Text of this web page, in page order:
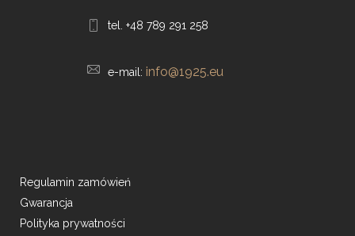
tel. +48 789 291 258
e-mail: info@1925.eu
Regulamin zamówień
Gwarancja
Polityka prywatności